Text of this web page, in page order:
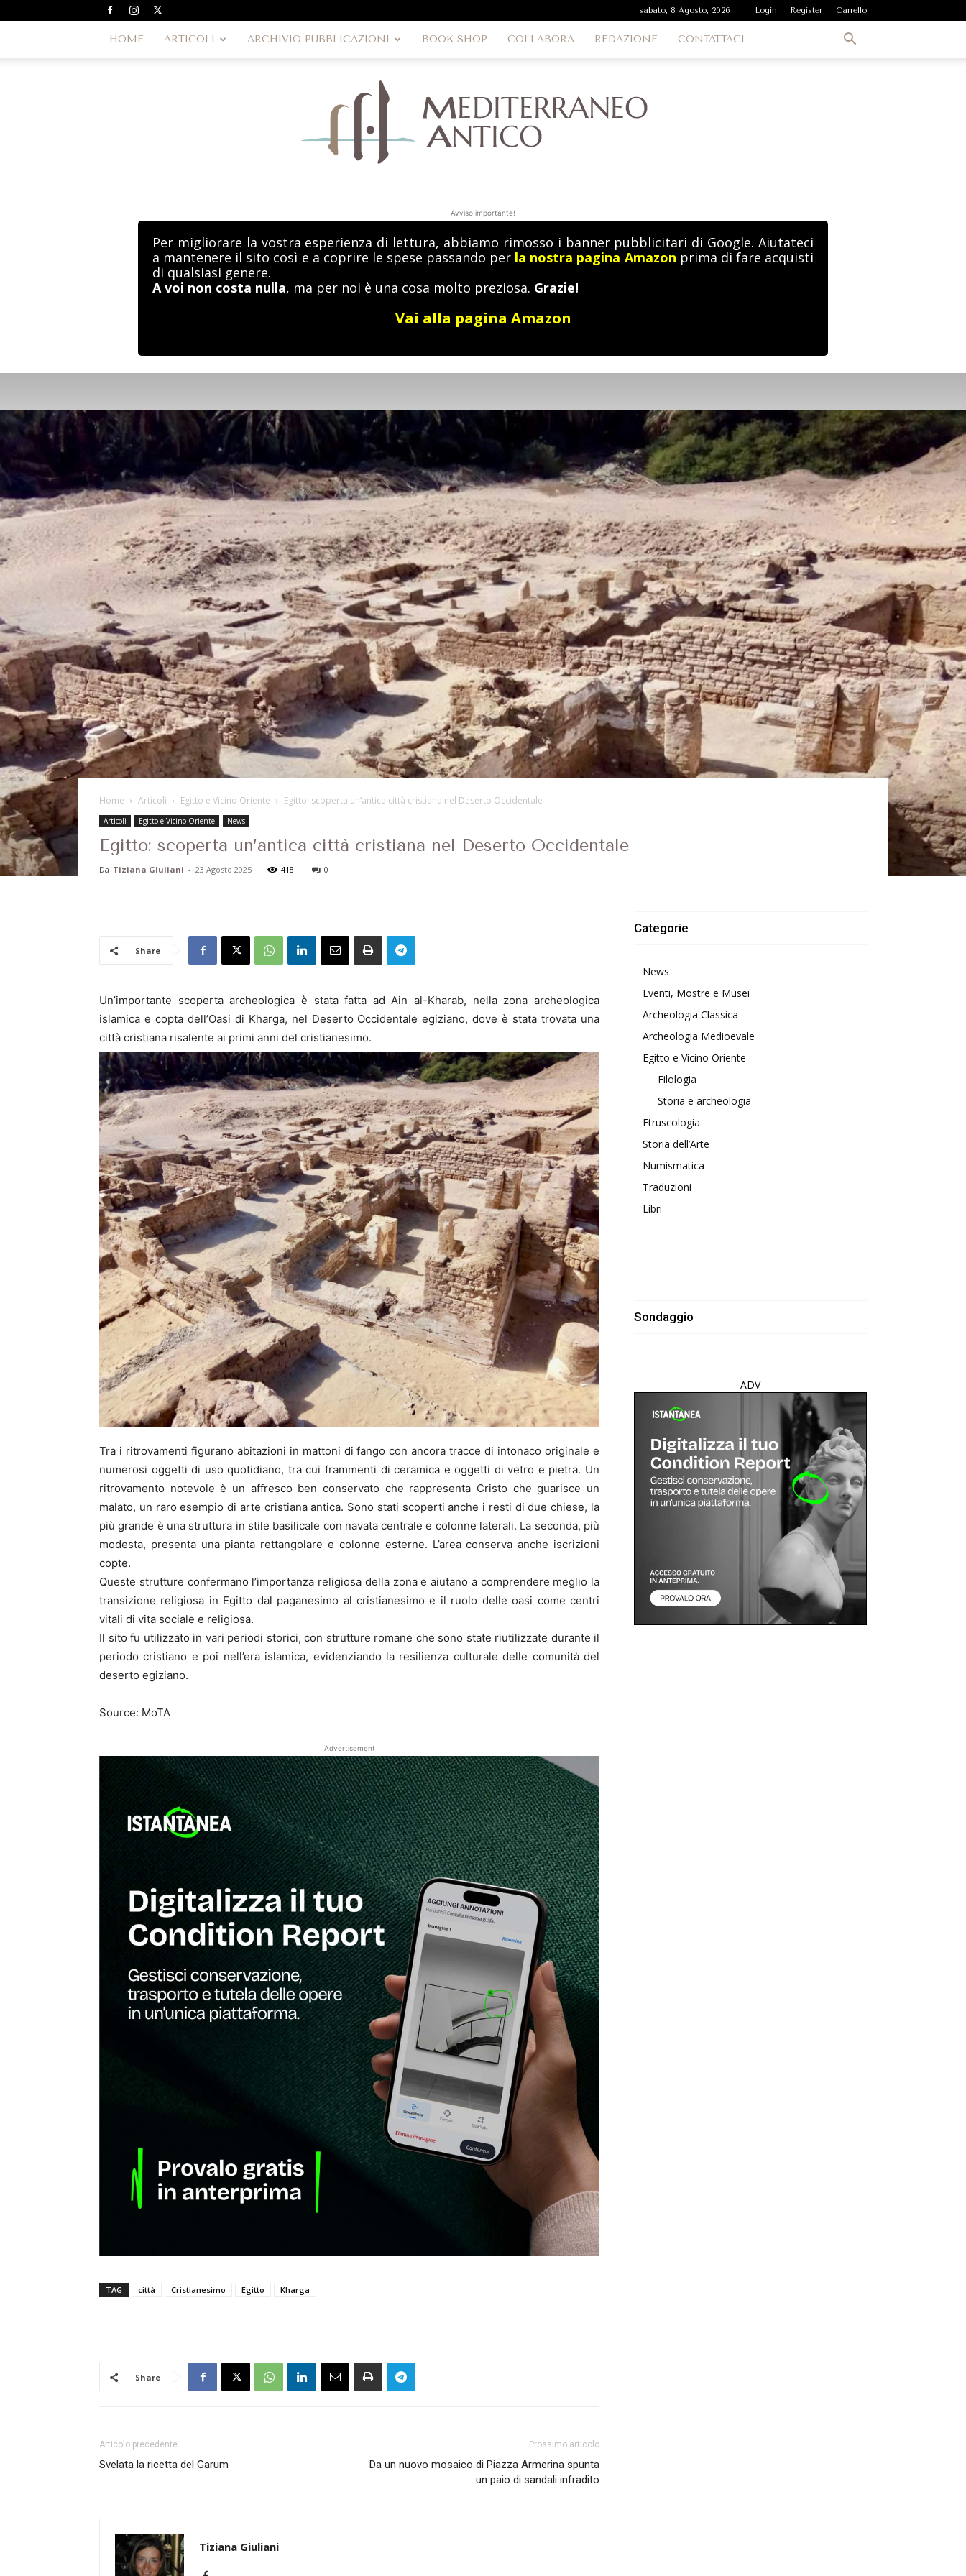
sabato, 8 Agosto, 2026 Login Register Carrello
HOME ARTICOLI ARCHIVIO PUBBLICAZIONI BOOK SHOP COLLABORA REDAZIONE CONTATTACI
MediterraneoAntico
Avviso importante!
Per migliorare la vostra esperienza di lettura, abbiamo rimosso i banner pubblicitari di Google. Aiutateci
a mantenere il sito così e a coprire le spese passando per la nostra pagina Amazon prima di fare acquisti
di qualsiasi genere.
A voi non costa nulla, ma per noi è una cosa molto preziosa. Grazie!
Vai alla pagina Amazon
Home Articoli Egitto e Vicino Oriente Egitto: scoperta un’antica città cristiana nel Deserto Occidentale
Articoli Egitto e Vicino Oriente News
Egitto: scoperta un’antica città cristiana nel Deserto Occidentale
Da Tiziana Giuliani - 23 Agosto 2025 418 0
Share
Un’importante scoperta archeologica è stata fatta ad Ain al-Kharab, nella zona archeologica
islamica e copta dell’Oasi di Kharga, nel Deserto Occidentale egiziano, dove è stata trovata una
città cristiana risalente ai primi anni del cristianesimo.
Tra i ritrovamenti figurano abitazioni in mattoni di fango con ancora tracce di intonaco originale e
numerosi oggetti di uso quotidiano, tra cui frammenti di ceramica e oggetti di vetro e pietra. Un
ritrovamento notevole è un affresco ben conservato che rappresenta Cristo che guarisce un
malato, un raro esempio di arte cristiana antica. Sono stati scoperti anche i resti di due chiese, la
più grande è una struttura in stile basilicale con navata centrale e colonne laterali. La seconda, più
modesta, presenta una pianta rettangolare e colonne esterne. L’area conserva anche iscrizioni
copte.
Queste strutture confermano l’importanza religiosa della zona e aiutano a comprendere meglio la
transizione religiosa in Egitto dal paganesimo al cristianesimo e il ruolo delle oasi come centri
vitali di vita sociale e religiosa.
Il sito fu utilizzato in vari periodi storici, con strutture romane che sono state riutilizzate durante il
periodo cristiano e poi nell’era islamica, evidenziando la resilienza culturale delle comunità del
deserto egiziano.
Source: MoTA
Advertisement
TAG città Cristianesimo Egitto Kharga
Share
Articolo precedente
Svelata la ricetta del Garum
Prossimo articolo
Da un nuovo mosaico di Piazza Armerina spunta
un paio di sandali infradito
Tiziana Giuliani
Categorie
News
Eventi, Mostre e Musei
Archeologia Classica
Archeologia Medioevale
Egitto e Vicino Oriente
Filologia
Storia e archeologia
Etruscologia
Storia dell’Arte
Numismatica
Traduzioni
Libri
Sondaggio
ADV